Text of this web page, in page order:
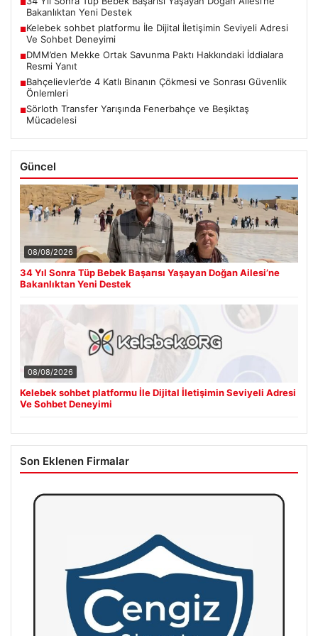
■
Bakanlıktan Yeni Destek
■Kelebek sohbet platformu İle Dijital İletişimin Seviyeli Adresi
Ve Sohbet Deneyimi
■DMM’den Mekke Ortak Savunma Paktı Hakkındaki İddialara
Resmi Yanıt
■Bahçelievler’de 4 Katlı Binanın Çökmesi ve Sonrası Güvenlik
Önlemleri
■Sörloth Transfer Yarışında Fenerbahçe ve Beşiktaş
Mücadelesi
Güncel
08/08/2026
34 Yıl Sonra Tüp Bebek Başarısı Yaşayan Doğan Ailesi’ne
Bakanlıktan Yeni Destek
08/08/2026
Kelebek sohbet platformu İle Dijital İletişimin Seviyeli Adresi
Ve Sohbet Deneyimi
Son Eklenen Firmalar